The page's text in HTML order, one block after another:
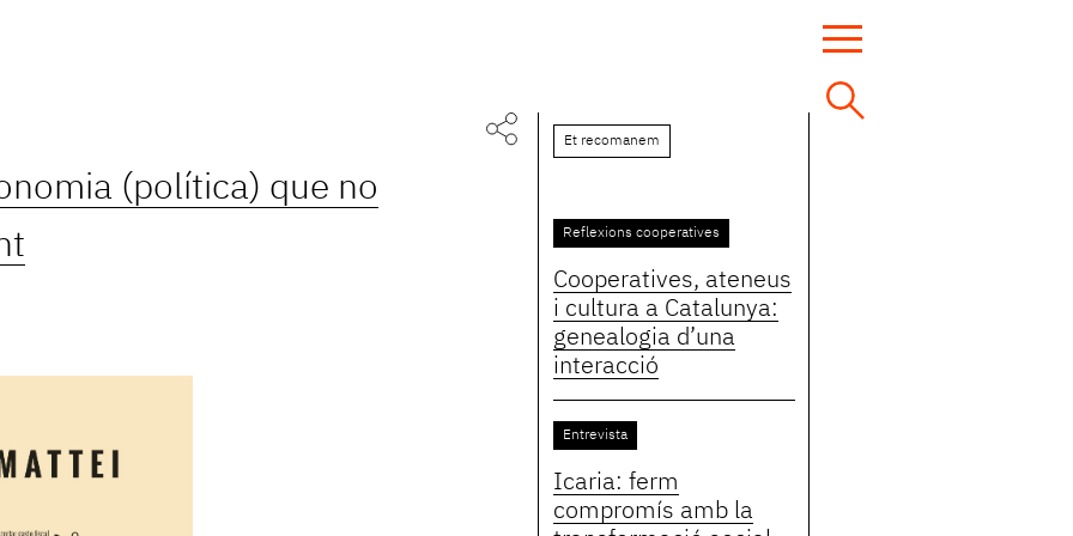
(política) que no
Et recomanem
Reflexions cooperatives
Cooperatives, ateneus
i cultura a Catalunya:
genealogia d’una
interacció
Entrevista
Icaria: ferm
compromís amb la